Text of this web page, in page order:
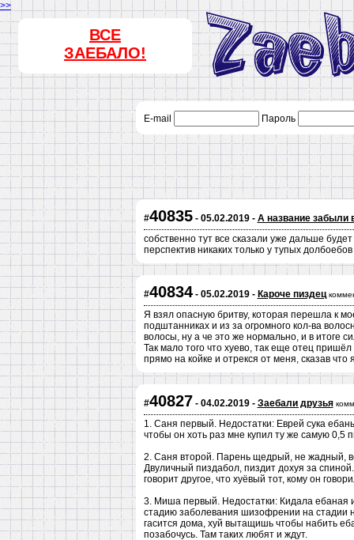
>>
ВСЕ
ЗАЕБАЛО!
E-mail Пароль
#40835- 05.02.2019 - А название забыли
собственно тут все сказали уже дальше
перспектив никаких только у тупых
#40834- 05.02.2019 - Кароче пиздец
Я взял опасную бритву, которая перешла к
подштанниках и из за огромного кол-ва
волосы, ну а че это же нормально, и в итоге
Так мало того что хуево, так еще отец
прямо на койке и отрекся от меня, сказав
#40827 - 04.02.2019 - Заебали друзья
1. Саня первый. Недостатки: Еврей сука
чтобы он хоть раз мне купил ту же самую 0,5
2. Саня второй. Парень щедрый, не жадный,
Двуличный пиздабол, пиздит дохуя за
говорит другое, что хуёвый тот, кому он
3. Миша первый. Недостатки: Кидала ебаная
стадию заболевания шизофрении на стадии
гасится дома, хуй вытащишь чтобы набить
позабочусь. Там таких любят и ждут.